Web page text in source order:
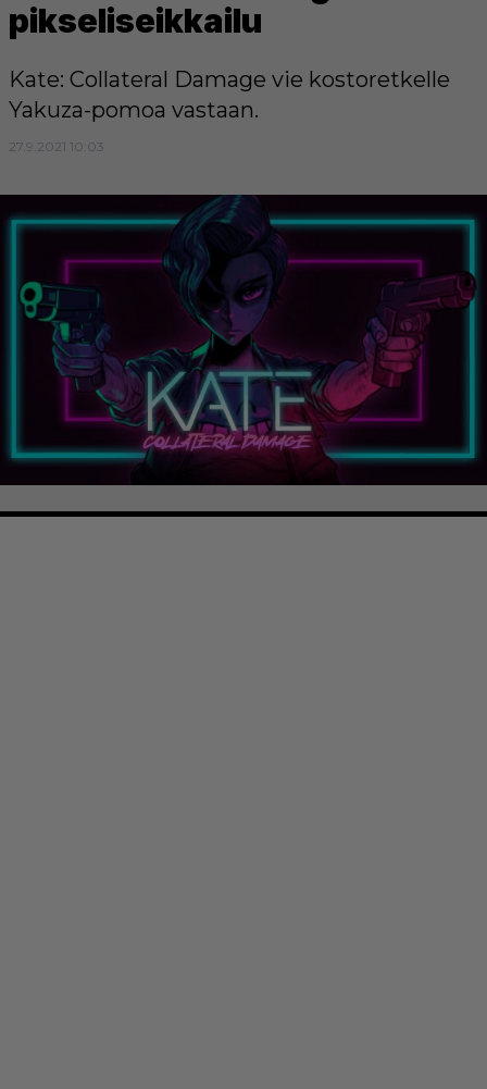
pikseliseikkailu
Kate: Collateral Damage vie kostoretkelle
Yakuza-pomoa vastaan.
27.9.2021 10:03